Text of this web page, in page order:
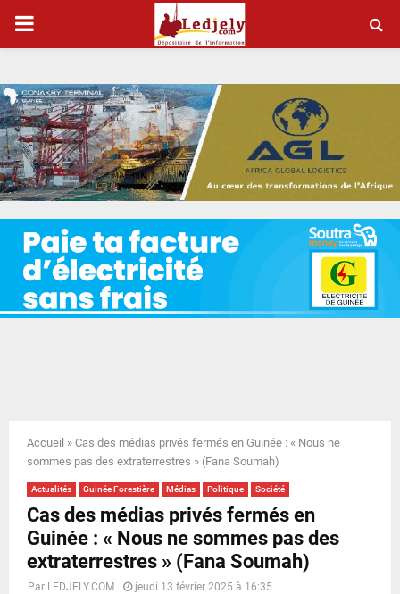
P
I
M
A
R
Y
N
U
Accueil » Cas des médias privés fermés en Guinée : « Nous ne
sommes pas des extraterrestres » (Fana Soumah)
Actualités Guinée Forestière Médias Politique Société
Cas des médias privés fermés en
Guinée : « Nous ne sommes pas des
extraterrestres » (Fana Soumah)
Par LEDJELY.COM jeudi 13 février 2025 à 16:35